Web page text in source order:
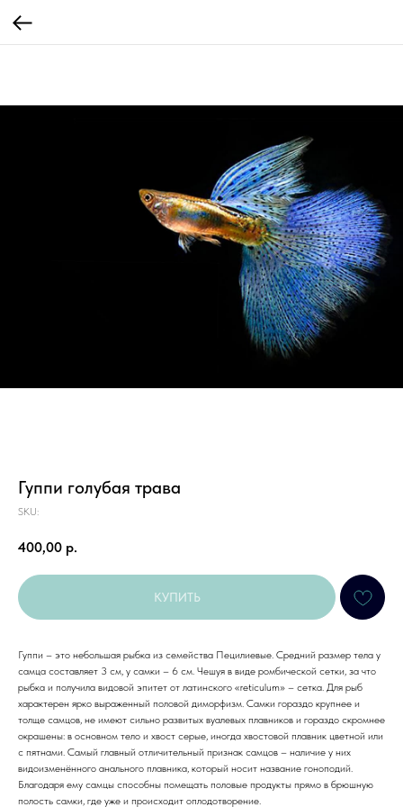
Гуппи голубая трава
SKU:
400,00 р.
КУПИТЬ
Гуппи – это небольшая рыбка из семейства Пецилиевые. Средний размер тела у
самца составляет 3 см, у самки – 6 см. Чешуя в виде ромбической сетки, за что
рыбка и получила видовой эпитет от латинского «reticulum» – сетка. Для рыб
характерен ярко выраженный половой диморфизм. Самки гораздо крупнее и
толще самцов, не имеют сильно развитых вуалевых плавников и гораздо скромнее
окрашены: в основном тело и хвост серые, иногда хвостовой плавник цветной или
с пятнами. Самый главный отличительный признак самцов – наличие у них
видоизменённого анального плавника, который носит название гоноподий.
Благодаря ему самцы способны помещать половые продукты прямо в брюшную
полость самки, где уже и происходит оплодотворение.